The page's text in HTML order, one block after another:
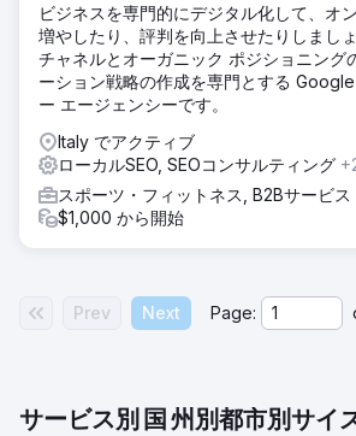
に、メタデータが非常に貧弱で、バック
も少し混乱していたため、これはページ
の SEO 戦略を改善する機会となりました
結果
Vintage Folk を 2 月の Google オーガニ
件から現在 506 件まで前進させることに
クのみの検索からの売上は 2 倍以上に増
ビジネスを専門的にデジタル化して、オ
増やしたり、評判を向上させたりしまし
チャネルとオーガニック ポジショニング
ーション戦略の作成を専門とする
ー エージェンシーです。
Italy でアクティブ
ローカルSEO, SEOコンサルティング
スポーツ・フィットネス, B2Bサービス
$1,000 から開始
Prev Next Page:
サービス別 国 州別都市別サイ